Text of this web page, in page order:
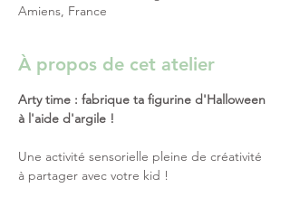
Amiens, France
À propos de cet atelier
Arty time : fabrique ta figurine d'Halloween
à l'aide d'argile !
Une activité sensorielle pleine de créativité
à partager avec votre kid !